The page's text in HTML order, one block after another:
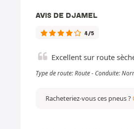
AVIS DE DJAMEL
4/5
Excellent sur route
Type de route: Route - Conduite:
Racheteriez-vous ces pneus ?